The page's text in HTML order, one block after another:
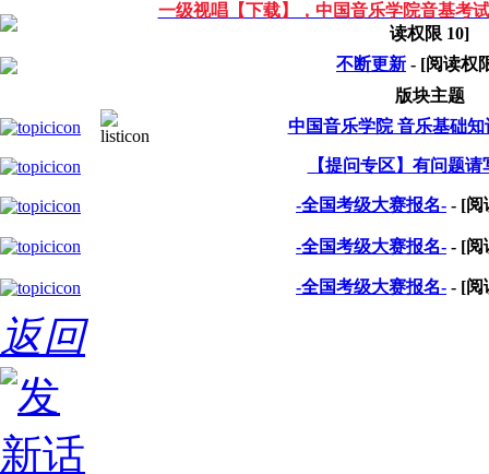
一级视唱【下载】，中国音乐学院音基考
读权限 10]
不断更新 - [阅读权
版块主题
中国音乐学院 音乐基础
【提问专区】有问题请
-全国考级大赛报名- - [阅
-全国考级大赛报名- - [阅
-全国考级大赛报名- - [阅
返回